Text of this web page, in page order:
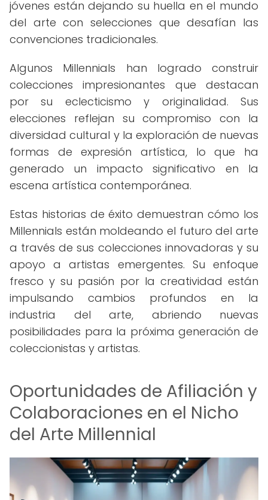
jóvenes están dejando su huella en el mundo
del arte con selecciones que desafían las
convenciones tradicionales.
Algunos Millennials han logrado construir
colecciones impresionantes que destacan
por su eclecticismo y originalidad. Sus
elecciones reflejan su compromiso con la
diversidad cultural y la exploración de nuevas
formas de expresión artística, lo que ha
generado un impacto significativo en la
escena artística contemporánea.
Estas historias de éxito demuestran cómo los
Millennials están moldeando el futuro del arte
a través de sus colecciones innovadoras y su
apoyo a artistas emergentes. Su enfoque
fresco y su pasión por la creatividad están
impulsando cambios profundos en la
industria del arte, abriendo nuevas
posibilidades para la próxima generación de
coleccionistas y artistas.
Oportunidades de Afiliación y
Colaboraciones en el Nicho
del Arte Millennial